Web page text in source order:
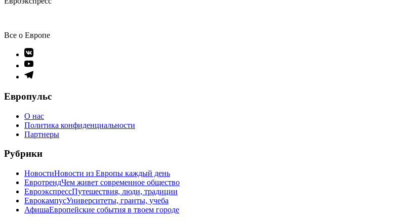
Все о Европе
Элемент
меню
Элемент
меню
Элемент
Европульс
О нас
Политика конфиденциальности
Партнеры
Рубрики
НовостиНовости из Европы каждый день
ЕвротрендЧем живет современное общество
ЕвроэкспрессПутешествия, люди, традиции
ЕврокампусУниверситеты, гранты, учеба
АфишаЕвропейские события в твоем городе